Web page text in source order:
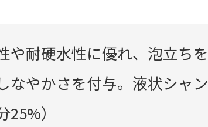
や耐硬水性に優れ、泡立ちを
なやかさを付与。液状シャン
）